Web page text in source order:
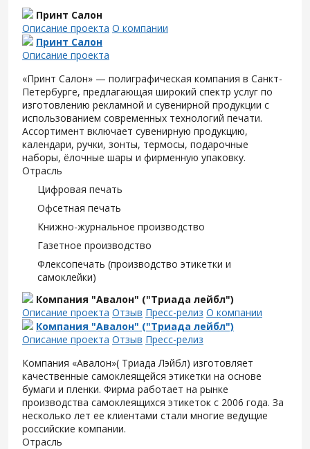
Принт Салон
Описание проекта О компании
Принт Салон
Описание проекта
«Принт Салон» — полиграфическая компания в Санкт-
Петербурге, предлагающая широкий спектр услуг по
изготовлению рекламной и сувенирной продукции с
использованием современных технологий печати.
Ассортимент включает сувенирную продукцию,
календари, ручки, зонты, термосы, подарочные
наборы, ёлочные шары и фирменную упаковку.
Отрасль
Цифровая печать
Офсетная печать
Книжно-журнальное производство
Газетное производство
Флексопечать (производство этикетки и
самоклейки)
Компания "Авалон" ("Триада лейбл")
Описание проекта Отзыв Пресс-релиз О компании
Компания "Авалон" ("Триада лейбл")
Описание проекта Отзыв Пресс-релиз
Компания «Авалон»( Триада Лэйбл) изготовляет
качественные самоклеящейся этикетки на основе
бумаги и пленки. Фирма работает на рынке
производства самоклеящихся этикеток с 2006 года. За
несколько лет ее клиентами стали многие ведущие
российские компании.
Отрасль